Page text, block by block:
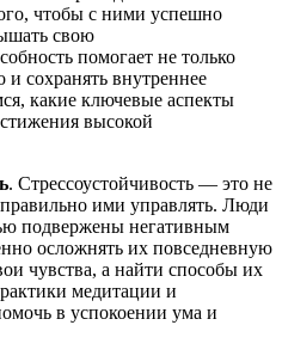
чтобы с ними успешно
свою
помогает не только
и сохранять внутреннее
какие ключевые аспекты
высокой
. Стрессоустойчивость — это не
ими управлять. Люди
подвержены негативным
осложнять их повседневную
чувства, а найти способы их
медитации и
в успокоении ума и